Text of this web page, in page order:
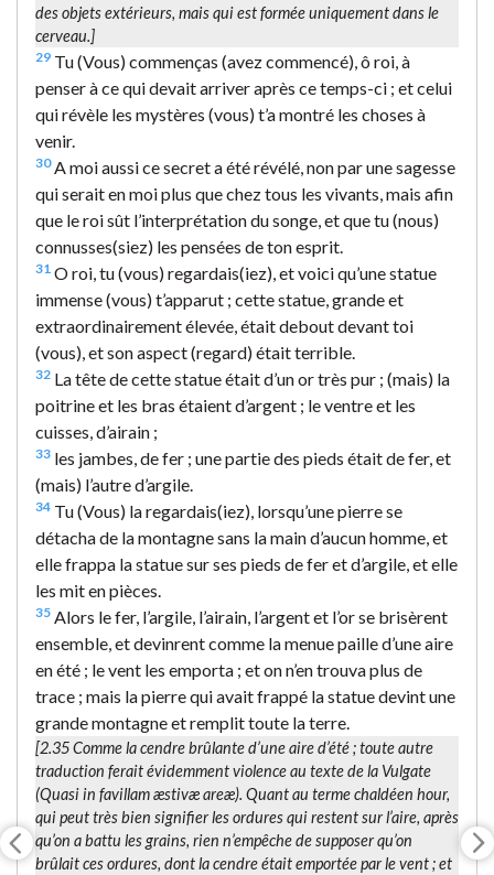
des objets extérieurs, mais qui est formée uniquement dans le
cerveau.]
29 Tu (Vous) commenças (avez commencé), ô roi, à
penser à ce qui devait arriver après ce temps-ci ; et celui
qui révèle les mystères (vous) t’a montré les choses à
venir.
30A moi aussi ce secret a été révélé, non par une sagesse
qui serait en moi plus que chez tous les vivants, mais afin
que le roi sût l’interprétation du songe, et que tu (nous)
connusses(siez) les pensées de ton esprit.
31 O roi, tu (vous) regardais(iez), et voici qu’une statue
immense (vous) t’apparut ; cette statue, grande et
extraordinairement élevée, était debout devant toi
(vous), et son aspect (regard) était terrible.
32 La tête de cette statue était d’un or très pur ; (mais) la
poitrine et les bras étaient d’argent ; le ventre et les
cuisses, d’airain ;
33 les jambes, de fer ; une partie des pieds était de fer, et
(mais) l’autre d’argile.
34 Tu (Vous) la regardais(iez), lorsqu’une pierre se
détacha de la montagne sans la main d’aucun homme, et
elle frappa la statue sur ses pieds de fer et d’argile, et elle
les mit en pièces.
35 Alors le fer, l’argile, l’airain, l’argent et l’or se brisèrent
ensemble, et devinrent comme la menue paille d’une aire
en été ; le vent les emporta ; et on n’en trouva plus de
trace ; mais la pierre qui avait frappé la statue devint une
grande montagne et remplit toute la terre.
[2.35Comme la cendre brûlante d’une aire d’été; toute autre
traduction ferait évidemment violence au texte de la Vulgate
(Quasi in favillam æstivæ areæ). Quant au terme chaldéen hour,
qui peut très bien signifier les ordures qui restent sur l’aire, après
qu’on a battu les grains, rien n’empêche de supposer qu’on
brûlait ces ordures, dont la cendre était emportée par le vent ; et